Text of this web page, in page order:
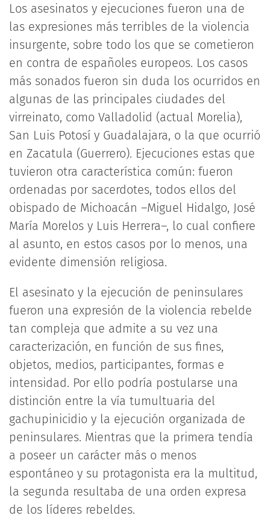
Los asesinatos y ejecuciones fueron una de
las expresiones más terribles de la violencia
insurgente, sobre todo los que se cometieron
en contra de españoles europeos. Los casos
más sonados fueron sin duda los ocurridos en
algunas de las principales ciudades del
virreinato, como Valladolid (actual Morelia),
San Luis Potosí y Guadalajara, o la que ocurrió
en Zacatula (Guerrero). Ejecuciones estas que
tuvieron otra característica común: fueron
ordenadas por sacerdotes, todos ellos del
obispado de Michoacán –Miguel Hidalgo, José
María Morelos y Luis Herrera–, lo cual confiere
al asunto, en estos casos por lo menos, una
evidente dimensión religiosa.
El asesinato y la ejecución de peninsulares
fueron una expresión de la violencia rebelde
tan compleja que admite a su vez una
caracterización, en función de sus fines,
objetos, medios, participantes, formas e
intensidad. Por ello podría postularse una
distinción entre la vía tumultuaria del
gachupinicidio y la ejecución organizada de
peninsulares. Mientras que la primera tendía
a poseer un carácter más o menos
espontáneo y su protagonista era la multitud,
la segunda resultaba de una orden expresa
de los líderes rebeldes.